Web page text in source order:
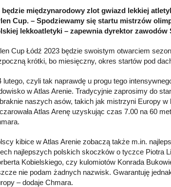
będzie międzynarodowy zlot gwiazd lekkiej
Cup. – Spodziewamy się startu mistrzów
lekkoatletyki – zapewnia dyrektor zawodów
Cup Łódź 2023 będzie swoistym otwarciem
krótki, bo miesięczny, okres startów pod
lutego, czyli tak naprawdę u progu tego
w Atlas Arenie. Tradycyjnie zaprosimy do
naszych asów, takich jak mistrzyni Europy
Atlas Arenę uzyskując czas 7.00 na 60
kibice w Atlas Arenie zobaczą także m.in.
najlepszych polskich skoczków o tyczce Piotra
Kobielskiego, czy kulomiotów Konrada
nie podam żadnych nazwisk. Gwarantuję
– dodaje Chmara.